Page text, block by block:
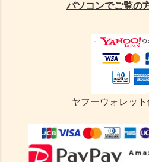
パソコンでご覧の
ヤフーウォレット